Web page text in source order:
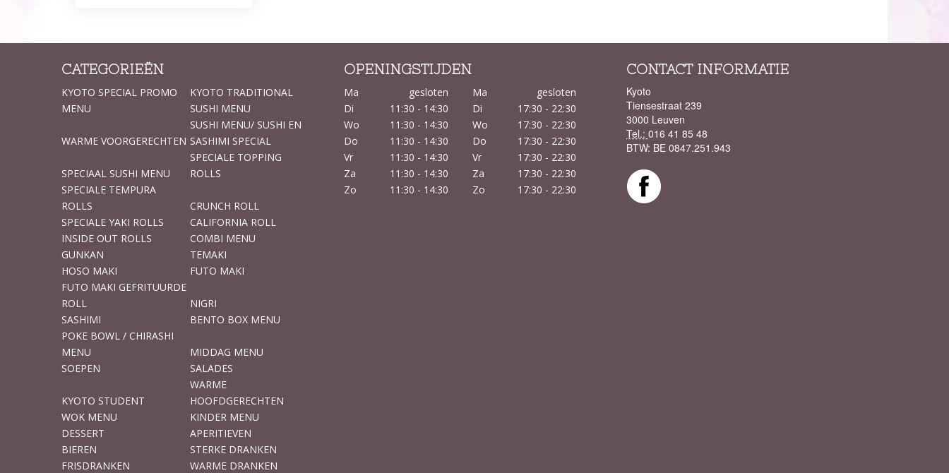
CATEGORIEËN
KYOTO SPECIAL PROMO
MENU
KYOTO TRADITIONAL
SUSHI MENU
WARME VOORGERECHTEN
SUSHI MENU/ SUSHI EN
SASHIMI SPECIAL
SPECIAAL SUSHI MENU
SPECIALE TOPPING
ROLLS
SPECIALE TEMPURA
ROLLS
CRUNCH ROLL
SPECIALE YAKI ROLLS
CALIFORNIA ROLL
INSIDE OUT ROLLS
COMBI MENU
GUNKAN
TEMAKI
HOSO MAKI
FUTO MAKI
FUTO MAKI GEFRITUURDE
ROLL
NIGRI
SASHIMI
BENTO BOX MENU
POKE BOWL / CHIRASHI
MENU
MIDDAG MENU
SOEPEN
SALADES
KYOTO STUDENT
WARME
HOOFDGERECHTEN
WOK MENU
KINDER MENU
DESSERT
APERITIEVEN
BIEREN
STERKE DRANKEN
FRISDRANKEN
WARME DRANKEN
OPENINGSTIJDEN
Ma gesloten Ma
gesloten
Di
11:30 - 14:30 Di
17:30 - 22:30
Wo
11:30 - 14:30 Wo
17:30 - 22:30
Do
11:30 - 14:30 Do
17:30 - 22:30
Vr
11:30 - 14:30 Vr
17:30 - 22:30
Za
11:30 - 14:30 Za
17:30 - 22:30
Zo
11:30 - 14:30 Zo 17:30 - 22:30
CONTACT INFORMATIE
Kyoto
Tiensestraat 239
3000 Leuven
Tel.: 016 41 85 48
BTW: BE 0847.251.943